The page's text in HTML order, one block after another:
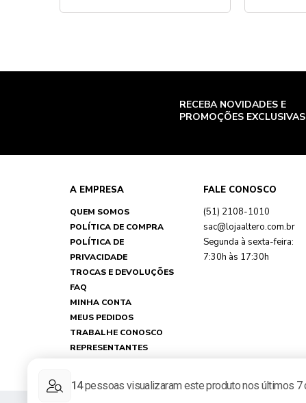
RECEBA NOVIDADES E
PROMOÇÕES EXCLUSIVAS
A EMPRESA
QUEM SOMOS
POLÍTICA DE COMPRA
POLÍTICA DE
PRIVACIDADE
TROCAS E DEVOLUÇÕES
FAQ
MINHA CONTA
MEUS PEDIDOS
TRABALHE CONOSCO
REPRESENTANTES
FALE CONOSCO
(51) 2108-1010
sac@lojaaltero.com.br
Segunda à sexta-feira:
7:30h às 17:30h